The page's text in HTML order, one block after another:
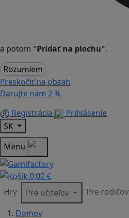
a potom "Pridať na plochu".
Rozumiem
Preskočiť na obsah
Darujte nám 2 %
Registrácia
Prihlásenie
SK
Menu
0,00 €
Hry
Pre učiteľov Pre rodičov
Domov